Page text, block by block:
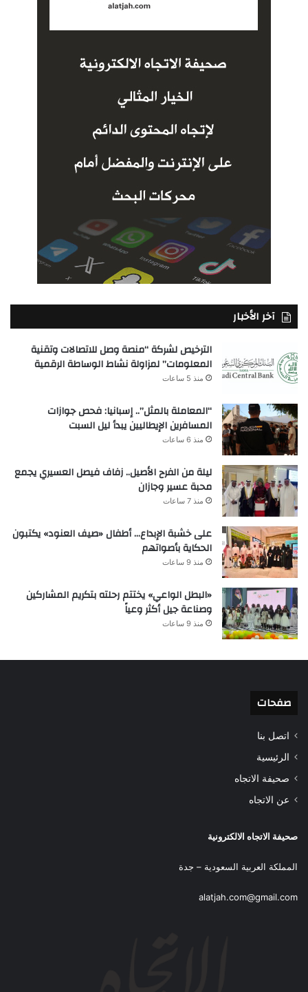
آخر الأخبار
الترخيص لشركة “منصة وصل للاتصالات وتقنية
المعلومات” لمزاولة نشاط الوساطة الرقمية
منذ 5 ساعات
“المعاملة بالمثل”.. إسبانيا: فحص جوازات
المسافرين الإيطاليين يبدأ ليل السبت
منذ 6 ساعات
ليلة من الفرح الأصيل.. زفاف فيصل العسيري يجمع
محبة عسير وجازان
منذ 7 ساعات
على خشبة الإبداع… أطفال «صيف العنود» يكتبون
الحكاية بأصواتهم
منذ 9 ساعات
«البطل الواعي» يختتم رحلته بتكريم المشاركين
وصناعة جيل أكثر وعياً
منذ 9 ساعات
صفحات
اتصل بنا
الرئيسية
صحيفة الاتجاه
عن الاتجاه
صحيفة الاتجاه الالكترونية
المملكة العربية السعودية – جدة
alatjah.com@gmail.com